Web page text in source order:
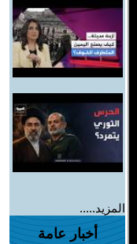
المزيد.....
أخبار عامة